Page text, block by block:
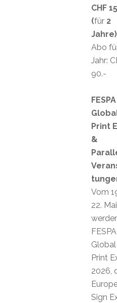
CHF
(für 2
Abo
Jahr:
90.-
FESPA
Print
&
Vom
22. Mai
FESPA
Global
Print
2026,
Sign